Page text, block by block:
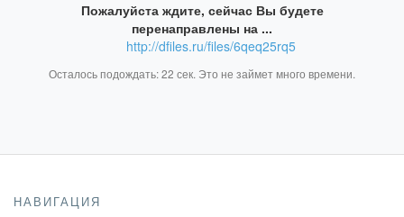
Пожалуйста ждите, сейчас Вы будете
перенаправлены на ...
http://dfiles.ru/files/6qeq25rq5
Осталось подождать:22 сек. Это не займет много времени.
НАВИГАЦИЯ